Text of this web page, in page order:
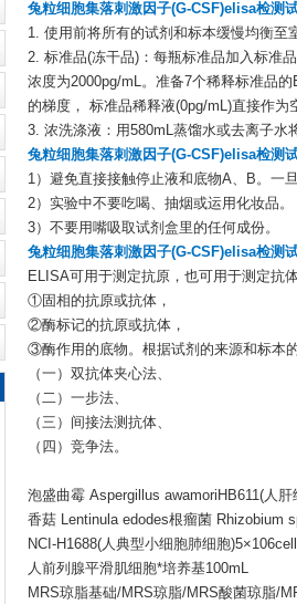
兔粒细胞集落刺激因子(G-CSF)elisa检测
1. 使用前将所有的试剂和标本缓慢均衡至
2. 标准品(冻干品)：每瓶标准品加入标准
浓度为2000pg/mL。准备7个稀释标准品
的梯度， 标准品稀释液(0pg/mL)直接作为
3. 浓洗涤液：用580mL蒸馏水或去离子水
兔粒细胞集落刺激因子(G-CSF)elisa检测
1）避免直接接触停止液和底物A、B。一
2）实验中不要吃喝、抽烟或运用化妆品。
3）不要用嘴吸取试剂盒里的任何成份。
兔粒细胞集落刺激因子(G-CSF)elisa检测
ELISA可用于测定抗原，也可用于测定抗
①固相的抗原或抗体，
②酶标记的抗原或抗体，
③酶作用的底物。根据试剂的来源和标本
（一）双抗体夹心法、
（二）一步法、
（三）间接法测抗体、
（四）竞争法。
泡盛曲霉 Aspergillus awamoriHB611(人肝
香菇 Lentinula edodes根瘤菌 Rhizobium
NCI-H1688(人典型小细胞肺细胞
人前列腺平滑肌细胞*培养基100mL
MRS琼脂基础/MRS琼脂/MRS酸菌琼脂/